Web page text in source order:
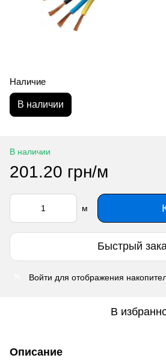
Наличие
В наличии
В наличии
201.20 грн/м
м
Быстрый
Войти для отображения
В
Описание